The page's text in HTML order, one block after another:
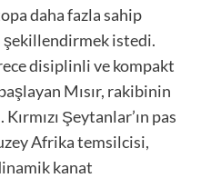
daha fazla sahip
şekillendirmek istedi.
disiplinli ve kompakt
Mısır, rakibinin
Şeytanlar’ın pas
Afrika temsilcisi,
kanat